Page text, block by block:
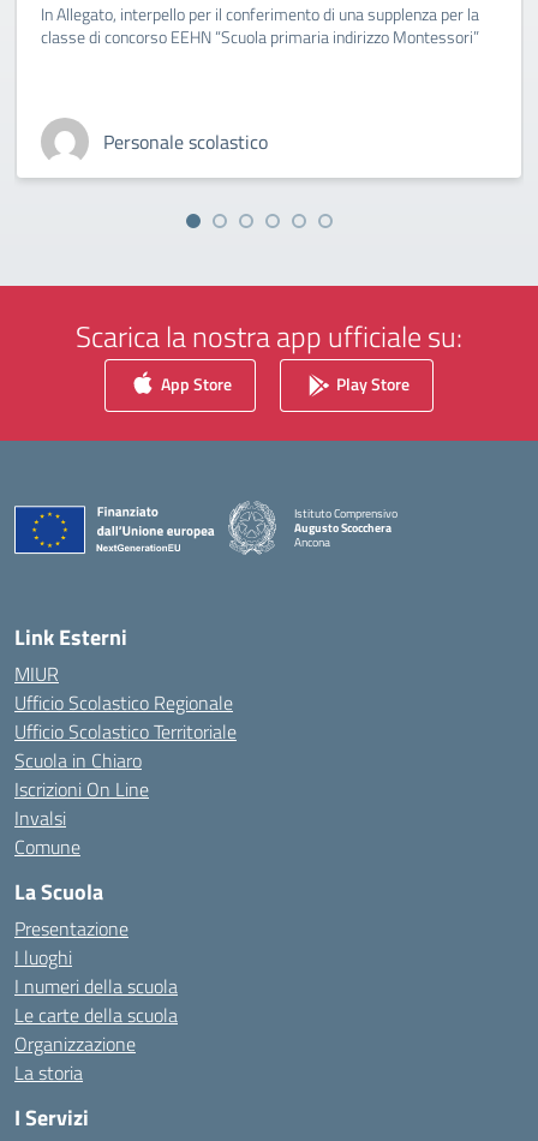
In Allegato, interpello per il conferimento di una supplenza per la
classe di concorso EEHN “Scuola primaria indirizzo Montessori”
Personale scolastico
Scarica la nostra app ufficiale su:
App Store Play Store
Istituto Comprensivo
Augusto Scocchera
Ancona
Link Esterni
MIUR
Ufficio Scolastico Regionale
Ufficio Scolastico Territoriale
Scuola in Chiaro
Iscrizioni On Line
Invalsi
Comune
La Scuola
Presentazione
I luoghi
I numeri della scuola
Le carte della scuola
Organizzazione
La storia
I Servizi